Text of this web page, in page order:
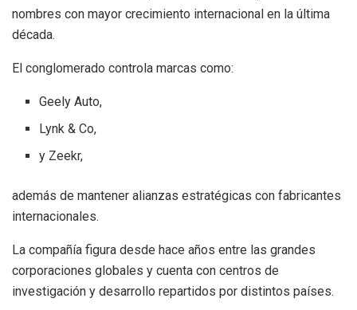
nombres con mayor crecimiento internacional en la última
década.
El conglomerado controla marcas como:
Geely Auto,
Lynk & Co,
y Zeekr,
además de mantener alianzas estratégicas con fabricantes
internacionales.
La compañía figura desde hace años entre las grandes
corporaciones globales y cuenta con centros de
investigación y desarrollo repartidos por distintos países.